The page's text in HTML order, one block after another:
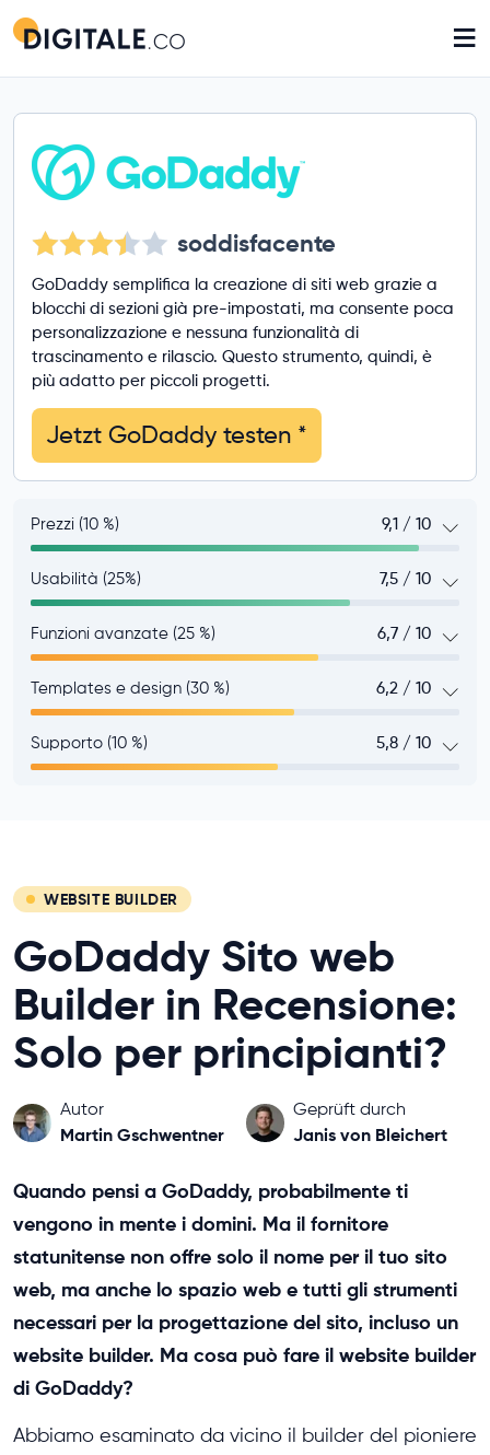
≡
soddisfacente
GoDaddy semplifica la creazione di siti web grazie a
blocchi di sezioni già pre-impostati, ma consente poca
personalizzazione e nessuna funzionalità di
trascinamento e rilascio. Questo strumento, quindi, è
più adatto per piccoli progetti.
Jetzt GoDaddy testen *
Prezzi (10 %) 9,1 / 10
Usabilità (25%) 7,5 / 10
Funzioni avanzate (25 %) 6,7 / 10
Templates e design (30 %) 6,2 / 10
Supporto (10 %) 5,8 / 10
WEBSITE BUILDER
GoDaddy Sito web
Builder in Recensione:
Solo per principianti?
Autor
Martin Gschwentner
Geprüft durch
Janis von Bleichert
Quando pensi a GoDaddy, probabilmente ti
vengono in mente i domini. Ma il fornitore
statunitense non offre solo il nome per il tuo sito
web, ma anche lo spazio web e tutti gli strumenti
necessari per la progettazione del sito, incluso un
website builder. Ma cosa può fare il website builder
di GoDaddy?
Abbiamo esaminato da vicino il builder del pioniere